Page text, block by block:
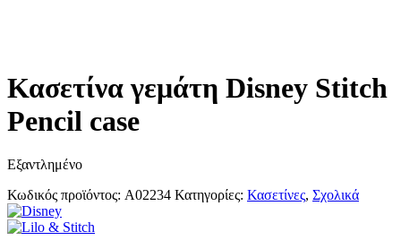
Κασετίνα γεμάτη Disney Stitch
Pencil case
Εξαντλημένο
Κωδικός προϊόντος: A02234 Κατηγορίες: Κασετίνες, Σχολικά